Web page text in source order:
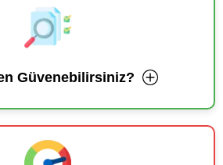
Güvenebilirsiniz?